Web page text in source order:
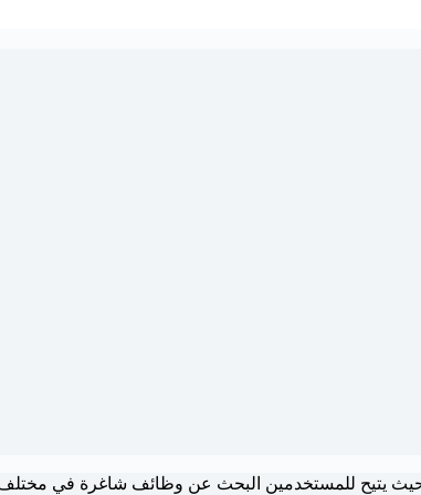
يتيح للمستخدمين البحث عن وظائف شاغرة في